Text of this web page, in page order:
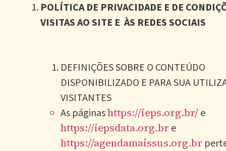
POLÍTICA DE PRIVACIDADE E DE
VISITAS AO SITE E ÀS REDES SOCIAIS
DEFINIÇÕES SOBRE O CONTEÚDO
DISPONIBILIZADO E PARA SUA
VISITANTES
As páginashttps://ieps.org.br/ e
https://iepsdata.org.br e
https://agendamaissus.org.br